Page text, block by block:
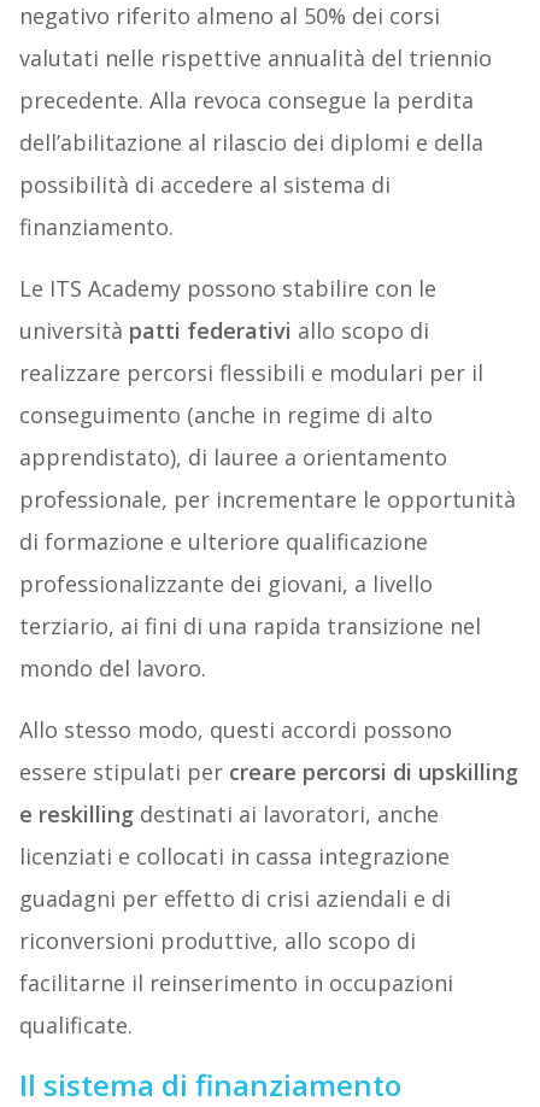
negativo riferito almeno al 50% dei corsi
valutati nelle rispettive annualità del triennio
precedente. Alla revoca consegue la perdita
dell’abilitazione al rilascio dei diplomi e della
possibilità di accedere al sistema di
finanziamento.
Le ITS Academy possono stabilire con le
università patti federativi allo scopo di
realizzare percorsi flessibili e modulari per il
conseguimento (anche in regime di alto
apprendistato), di lauree a orientamento
professionale, per incrementare le opportunità
di formazione e ulteriore qualificazione
professionalizzante dei giovani, a livello
terziario, ai fini di una rapida transizione nel
mondo del lavoro.
Allo stesso modo, questi accordi possono
essere stipulati percreare percorsi di upskilling
e reskilling destinati ai lavoratori, anche
licenziati e collocati in cassa integrazione
guadagni per effetto di crisi aziendali e di
riconversioni produttive, allo scopo di
facilitarne il reinserimento in occupazioni
qualificate.
Il sistema di finanziamento